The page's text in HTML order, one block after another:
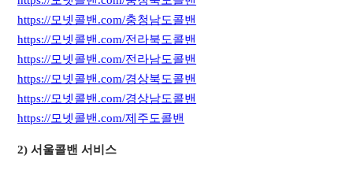
https://모넷콜밴.com/충청남도콜밴
https://모넷콜밴.com/전라북도콜밴
https://모넷콜밴.com/전라남도콜밴
https://모넷콜밴.com/경상북도콜밴
https://모넷콜밴.com/경상남도콜밴
https://모넷콜밴.com/제주도콜밴
​2) 서울콜밴 서비스